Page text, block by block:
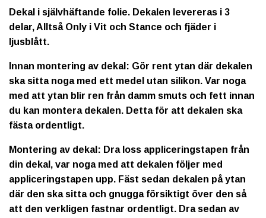
Dekal i självhäftande folie. Dekalen levereras i 3
delar, Alltså Only i Vit och Stance och fjäder i
ljusblått.
Innan montering av dekal: Gör rent ytan där dekalen
ska sitta noga med ett medel utan silikon. Var noga
med att ytan blir ren från damm smuts och fett innan
du kan montera dekalen. Detta för att dekalen ska
fästa ordentligt.
Montering av dekal: Dra loss appliceringstapen från
din dekal, var noga med att dekalen följer med
appliceringstapen upp. Fäst sedan dekalen på ytan
där den ska sitta och gnugga försiktigt över den så
att den verkligen fastnar ordentligt. Dra sedan av